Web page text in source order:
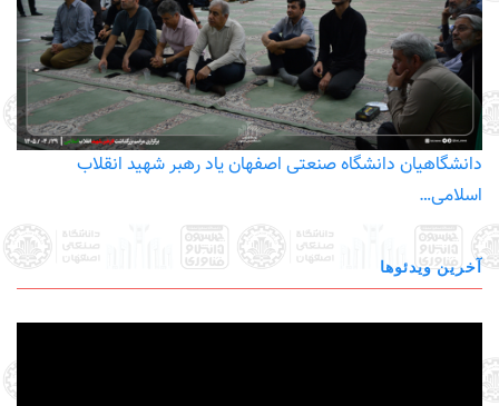
دانشگاهیان دانشگاه صنعتی اصفهان یاد رهبر شهید انقلاب
اسلامی…
آخرین ویدئوها